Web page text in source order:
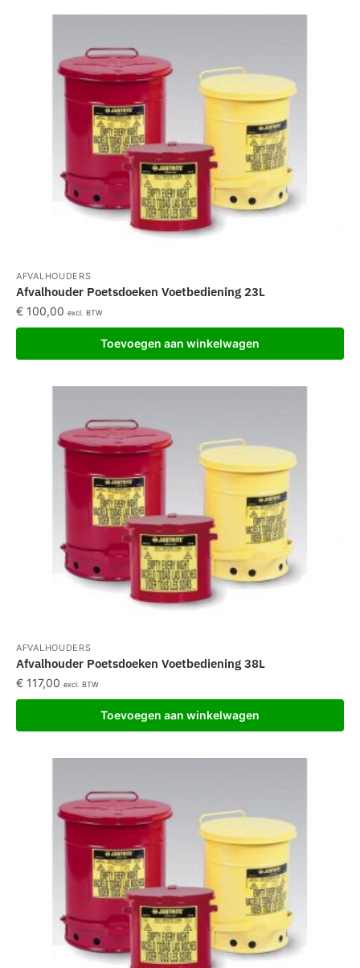
AFVALHOUDERS
Afvalhouder Poetsdoeken Voetbediening 23L
€ 100,00 excl. BTW
Toevoegen aan winkelwagen
AFVALHOUDERS
Afvalhouder Poetsdoeken Voetbediening 38L
€ 117,00 excl. BTW
Toevoegen aan winkelwagen